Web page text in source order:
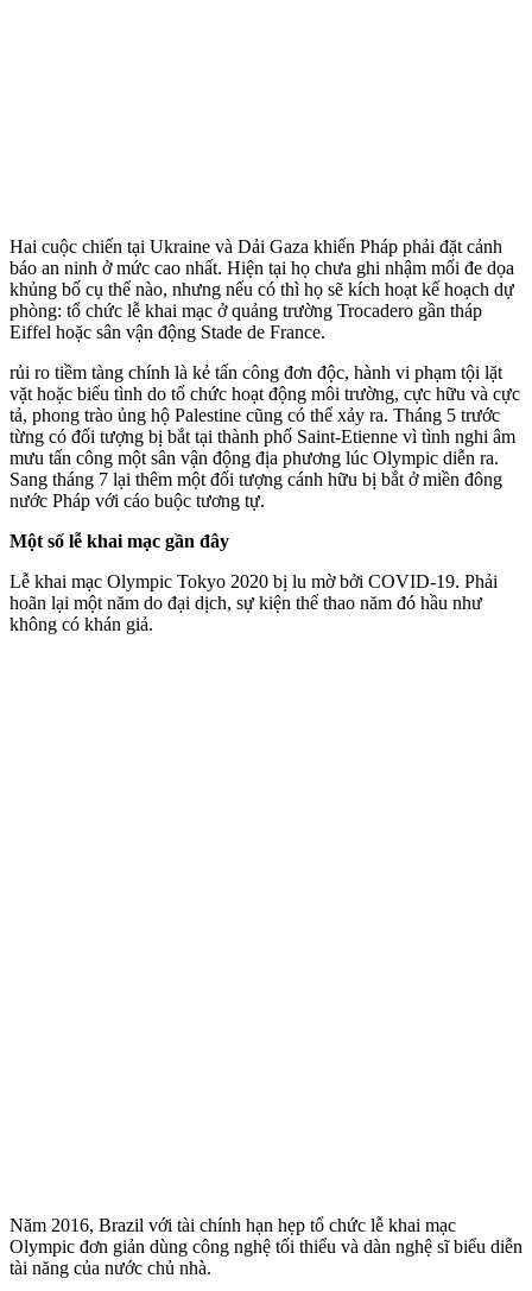
Hai cuộc chiến tại Ukraine và Dải Gaza khiến Pháp phải đặt cảnh
báo an ninh ở mức cao nhất. Hiện tại họ chưa ghi nhậm mối đe dọa
khủ‌ng b‌ố cụ thể nào, nhưng nếu có thì họ sẽ kích hoạt kế hoạch dự
phòng: tổ chức lễ khai mạc ở quảng trường Trocadero gần tháp
Eiffel hoặc sân vận động Stade de France.
rủi ro tiềm tàng chính là kẻ tấn công đơn độc, hành vi phạm tội lặt
vặt hoặc biểu tình do tổ chức hoạt động môi trường, cực hữu và cực
tả, phong trào ủng hộ Palestine cũng có thể xảy ra. Tháng 5 trước
từng có đối tượng bị bắt tại thành phố Saint-Etienne vì tình nghi âm
mưu tấn công một sân vận động địa phương lúc Olympic diễn ra.
Sang tháng 7 lại thêm một đối tượng cánh hữu bị bắt ở miền đông
nước Pháp với cáo buộc tương tự.
Một số lễ khai mạc gần đây
Lễ khai mạc Olympic Tokyo 2020 bị lu mờ bởi COVID-19. Phải
hoãn lại một năm do đại dịch, sự kiện thể thao năm đó hầu như
không có khán giả.
Năm 2016, Brazil với tài chính hạn hẹp tổ chức lễ khai mạc
Olympic đơn giản dùng công nghệ tối thiểu và dàn nghệ sĩ biểu diễn
tài năng của nước chủ nhà.